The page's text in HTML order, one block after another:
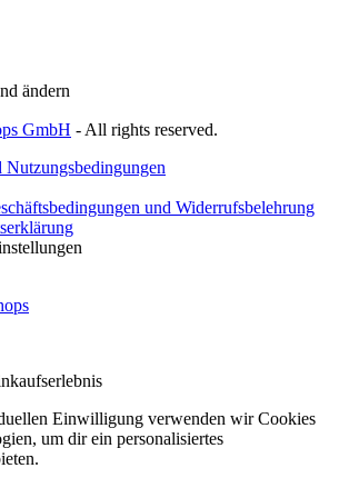
ändern
GmbH - All rights reserved.
Nutzungsbedingungen
und Widerrufsbelehrung
Einwilligung verwenden wir Cookies
um dir ein personalisiertes